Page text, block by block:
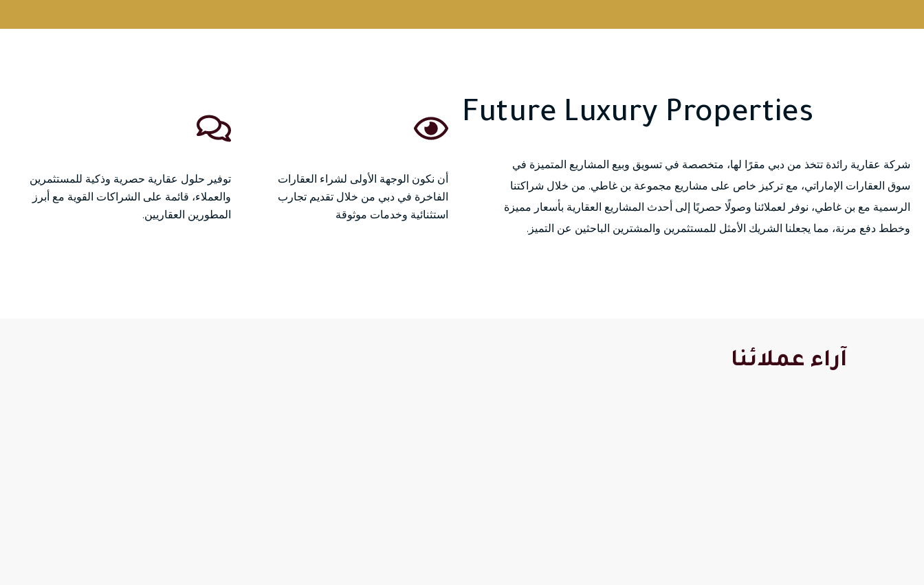
Future Luxury Properties
شركة عقارية رائدة تتخذ من دبي مقرًا لها، متخصصة في تسويق وبيع المشاريع المتميزة في
سوق العقارات الإماراتي، مع تركيز خاص على مشاريع مجموعة بن غاطي. من خلال شراكتنا
الرسمية مع بن غاطي، نوفر لعملائنا وصولًا حصريًا إلى أحدث المشاريع العقارية بأسعار مميزة
وخطط دفع مرنة، مما يجعلنا الشريك الأمثل للمستثمرين والمشترين الباحثين عن التميز.
أن نكون الوجهة الأولى لشراء العقارات
الفاخرة في دبي من خلال تقديم تجارب
استثنائية وخدمات موثوقة
توفير حلول عقارية حصرية وذكية للمستثمرين
والعملاء، قائمة على الشراكات القوية مع أبرز
المطورين العقاريين.
آراء عملائنا